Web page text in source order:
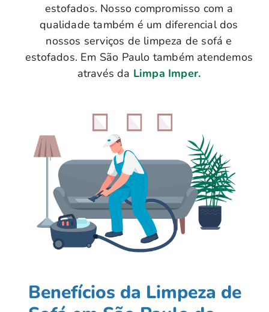
estofados. Nosso compromisso com a
qualidade também é um diferencial dos
nossos serviços de limpeza de sofá e
estofados. Em São Paulo também atendemos
através da Limpa Imper.
Benefícios da Limpeza de